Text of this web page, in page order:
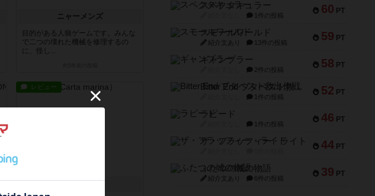
ニャーメンズ
目的がある人狼ゲームです。みんな
で二つの壊れた機械を修理するの
に、怪し...
レビュー
60 PT
スペクタキュラー
1件の投稿
59 PT
スモールワールド
紹介文あり 13件の投稿
58 PT
ギャンブラー
2件の投稿
52 PT
Bitter End ブタペスト救出作戦
1件の投稿
46 PT
ラピード
1件の投稿
44 PT
ザ・フラッフィー・ライト
39 PT
ふたつの城の物語
紹介文あり 6件の投稿